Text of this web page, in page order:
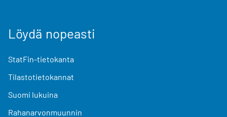
Löydä nopeasti
StatFin-tietokanta
Tilastotietokannat
Suomi lukuina
Rahanarvonmuunnin